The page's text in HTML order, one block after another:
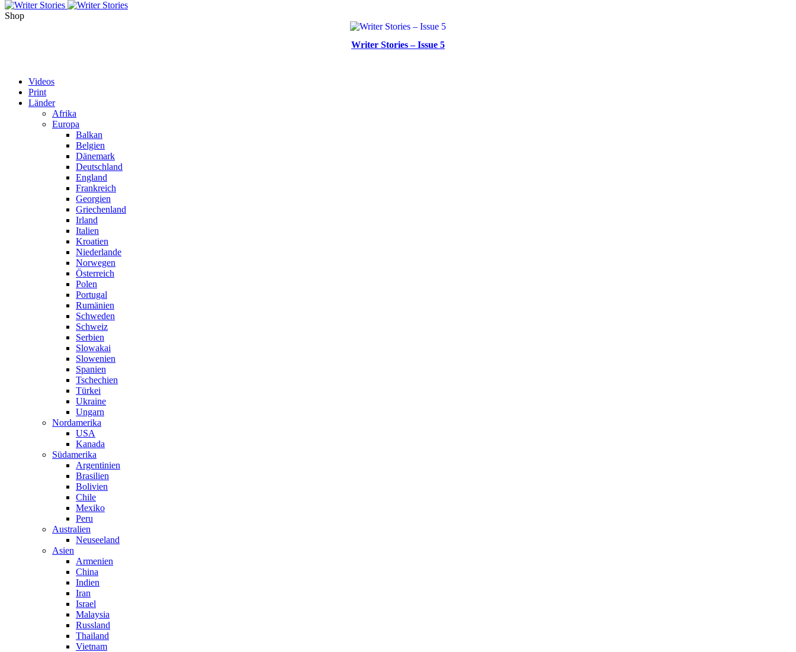
Shop
Writer Stories – Issue 5
Videos
Print
Länder
Afrika
Europa
Balkan
Belgien
Dänemark
Deutschland
England
Frankreich
Georgien
Griechenland
Irland
Italien
Kroatien
Niederlande
Norwegen
Österreich
Polen
Portugal
Rumänien
Schweden
Schweiz
Serbien
Slowakai
Slowenien
Spanien
Tschechien
Türkei
Ukraine
Ungarn
Nordamerika
USA
Kanada
Südamerika
Argentinien
Brasilien
Bolivien
Chile
Mexiko
Peru
Australien
Neuseeland
Asien
Armenien
China
Indien
Iran
Israel
Malaysia
Russland
Thailand
Vietnam